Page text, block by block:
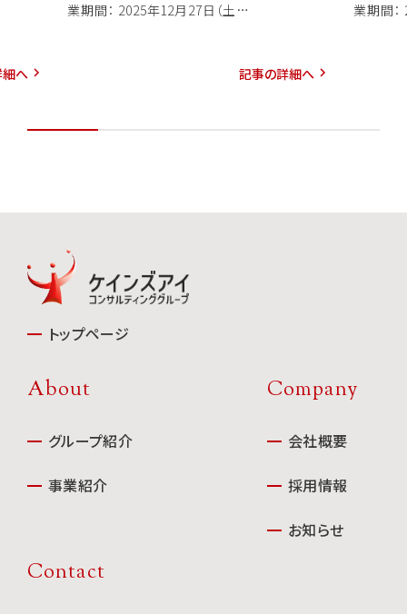
業期間： 2025年12月27日（土…
記事の詳細へ
業期間
へ
トップページ
About
グループ紹介
事業紹介
Company
会社概要
採用情報
お知らせ
Contact